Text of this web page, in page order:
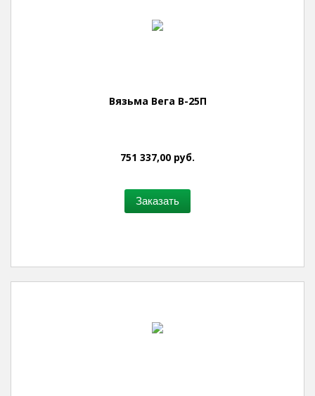
Вязьма Вега В-25П
751 337,00 руб.
Заказать